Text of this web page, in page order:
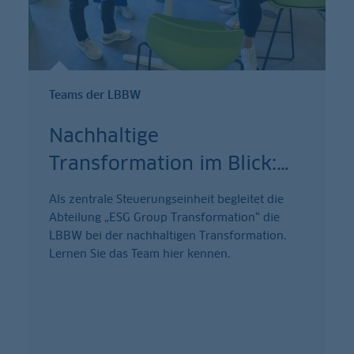
Teams der LBBW
Nachhaltige
Transformation im Blick:…
Als zentrale Steuerungseinheit begleitet die
Abteilung „ESG Group Transformation“ die
LBBW bei der nachhaltigen Transformation.
Lernen Sie das Team hier kennen.